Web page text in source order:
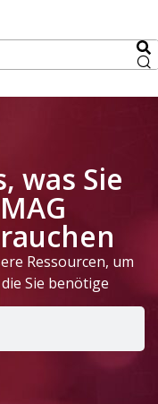
was Sie
Ressourcen, um
Sie benötige